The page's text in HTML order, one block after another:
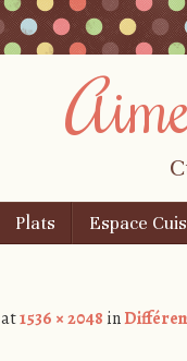
Plats Espace
at1536 × 2048 in